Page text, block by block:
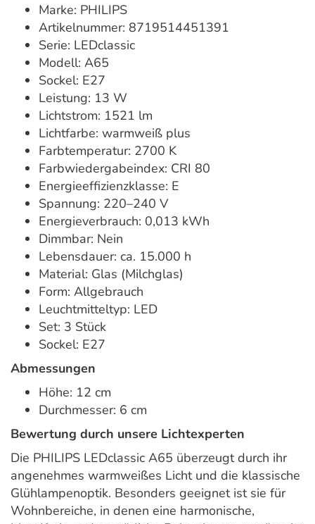
Marke: PHILIPS
Artikelnummer: 8719514451391
Serie: LEDclassic
Modell: A65
Sockel: E27
Leistung: 13 W
Lichtstrom: 1521 lm
Lichtfarbe: warmweiß plus
Farbtemperatur: 2700 K
Farbwiedergabeindex: CRI 80
Energieeffizienzklasse: E
Spannung: 220–240 V
Energieverbrauch: 0,013 kWh
Dimmbar: Nein
Lebensdauer: ca. 15.000 h
Material: Glas (Milchglas)
Form: Allgebrauch
Leuchtmitteltyp: LED
Set: 3 Stück
Sockel: E27
Abmessungen
Höhe: 12 cm
Durchmesser: 6 cm
Bewertung durch unsere Lichtexperten
Die PHILIPS LEDclassic A65 überzeugt durch ihr
angenehmes warmweißes Licht und die klassische
Glühlampenoptik. Besonders geeignet ist sie für
Wohnbereiche, in denen eine harmonische,